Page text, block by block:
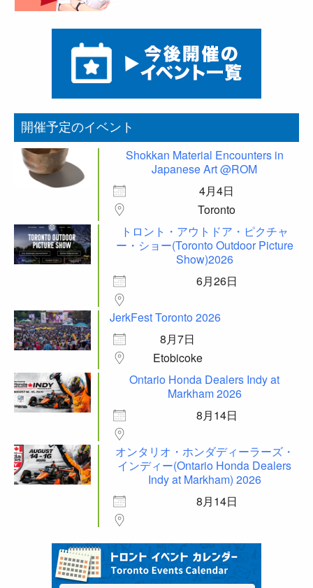
開催予定のイベント
Shokkan Material Encounters in
Japanese Art @ROM
4月4日
Toronto
トロント・アウトドア・ピクチャ
ー・ショー(Toronto Outdoor Picture
Show)2026
6月26日
JerkFest Toronto 2026
8月7日
Etobicoke
Ontario Honda Dealers Indy at
Markham 2026
8月14日
オンタリオ・ホンダディーラーズ・
インディー(Ontario Honda Dealers
Indy at Markham) 2026
8月14日